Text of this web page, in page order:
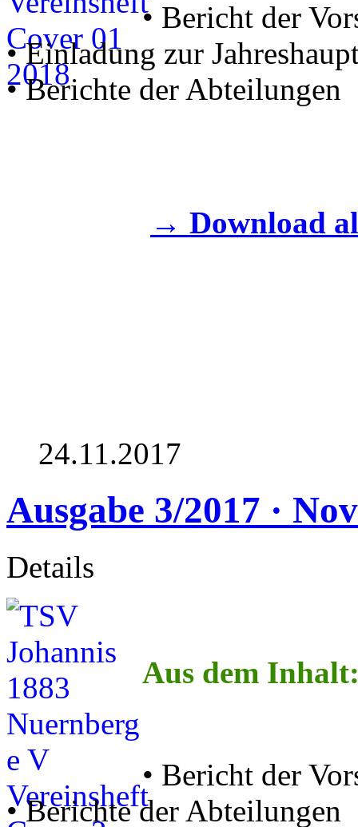
• Bericht der
• Einladung zur
• Berichte der Abteilungen
→ Download
24.11.2017
Ausgabe 3/2017 ·
Details
Aus dem
• Bericht der
• Berichte der Abteilungen